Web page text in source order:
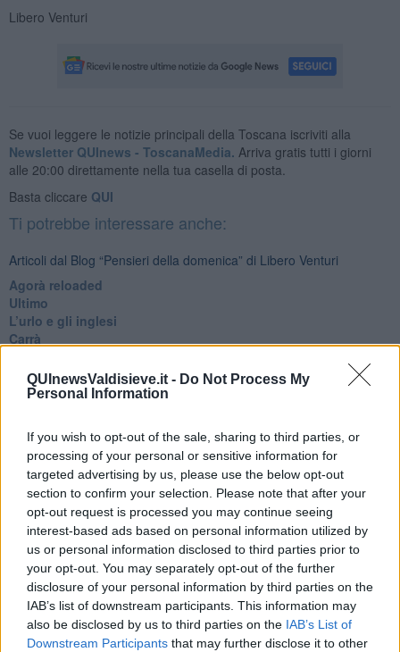
QUInewsValdisieve.it - Do Not Process My
Personal Information
If you wish to opt-out of the sale, sharing to third parties, or
processing of your personal or sensitive information for
targeted advertising by us, please use the below opt-out
section to confirm your selection. Please note that after your
opt-out request is processed you may continue seeing
interest-based ads based on personal information utilized by
us or personal information disclosed to third parties prior to
your opt-out. You may separately opt-out of the further
disclosure of your personal information by third parties on the
IAB’s list of downstream participants. This information may
also be disclosed by us to third parties on the IAB’s List of
Downstream Participants that may further disclose it to other
Libero Venturi
Se vuoi leggere le notizie principali della Toscana iscriviti alla
Newsletter QUInews - ToscanaMedia. Arriva gratis tutti i giorni
alle 20:00 direttamente nella tua casella di posta.
Basta cliccare QUI
Ti potrebbe interessare anche:
Articoli dal Blog “Pensieri della domenica” di Libero Venturi
​Agorà reloaded
Ultimo
​L’urlo e gli inglesi
Carrà
Europei
Acciaio
Insopportabile
​Mentre
Luana
​Ci vuole Fedez
​Cronaca di un vaccino annunciato
​Liberazione
Esternazioni
Vaxzevria
Nazionali
​Ricorrenze e celebrazioni
Marte
​Crapa pelada